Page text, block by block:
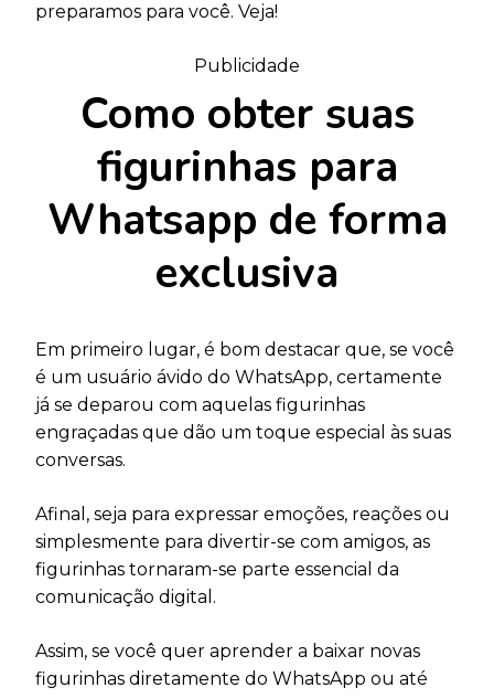
preparamos para você. Veja!
Publicidade
Como obter suas
figurinhas para
Whatsapp de forma
exclusiva
Em primeiro lugar, é bom destacar que, se você
é um usuário ávido do WhatsApp, certamente
já se deparou com aquelas figurinhas
engraçadas que dão um toque especial às suas
conversas.
Afinal, seja para expressar emoções, reações ou
simplesmente para divertir-se com amigos, as
figurinhas tornaram-se parte essencial da
comunicação digital.
Assim, se você quer aprender a baixar novas
figurinhas diretamente do WhatsApp ou até